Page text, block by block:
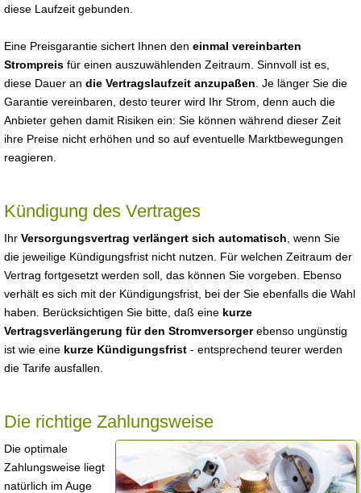
diese Laufzeit gebunden.
Eine Preisgarantie sichert Ihnen den einmal vereinbarten
Strompreis für einen auszuwählenden Zeitraum. Sinnvoll ist es,
diese Dauer an die Vertragslaufzeit anzupaßen . Je länger Sie die
Garantie vereinbaren, desto teurer wird Ihr Strom, denn auch die
Anbieter gehen damit Risiken ein: Sie können während dieser Zeit
ihre Preise nicht erhöhen und so auf eventuelle Marktbewegungen
reagieren.
Kündigung des Vertrages
Ihr Versorgungsvertrag verlängert sich automatisch , wenn Sie
die jeweilige Kündigungsfrist nicht nutzen. Für welchen Zeitraum der
Vertrag fortgesetzt werden soll, das können Sie vorgeben. Ebenso
verhält es sich mit der Kündigungsfrist, bei der Sie ebenfalls die Wahl
haben. Berücksichtigen Sie bitte, daß eine kurze
Vertragsverlängerung für den Stromversorgerebenso ungünstig
ist wie eine kurze Kündigungsfrist - entsprechend teurer werden
die Tarife ausfallen.
Die richtige Zahlungsweise
Die optimale
Zahlungsweise liegt
natürlich im Auge